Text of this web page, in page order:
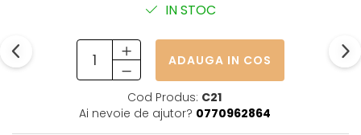
IN STOC
ADAUGA IN COS
Cod Produs: C21
Ai nevoie de ajutor? 0770962864